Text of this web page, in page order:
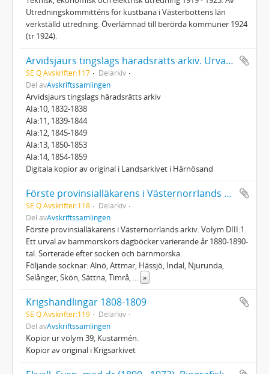
Utredningskommitténs för kustbana i Västerbottens län
verkställd utredning. Överlämnad till berörda kommuner 1924
(tr 1924).
Arvidsjaurs tingslags häradsrätts arkiv. Urval av handlingar rörande lappskatteland
SE Q Avskrifter:117
Delarkiv
Del avAvskriftssamlingen
Arvidsjaurs tingslags häradsrätts arkiv
AIa:10, 1832-1838
AIa:11, 1839-1844
AIa:12, 1845-1849
AIa:13, 1850-1853
AIa:14, 1854-1859
Digitala kopior av original i Landsarkivet i Härnösand
Förste provinsialläkarens i Västernorrlands arkiv; Barnmorskedagböcker
SE Q Avskrifter:118
Delarkiv
Del avAvskriftssamlingen
Förste provinsialläkarens i Västernorrlands arkiv. Volym DIII:1.
Ett urval av barnmorskors dagböcker varierande år 1880-1890-
tal. Sorterade efter socken och barnmorska.
Följande socknar: Alnö, Attmar, Hässjö, Indal, Njurunda,
Selånger, Skön, Sättna, Timrå,
»
Krigshandlingar 1808-1809
SE Q Avskrifter:119
Delarkiv
Del avAvskriftssamlingen
Kopior ur volym 39, Kustarmén.
Kopior av original i Krigsarkivet